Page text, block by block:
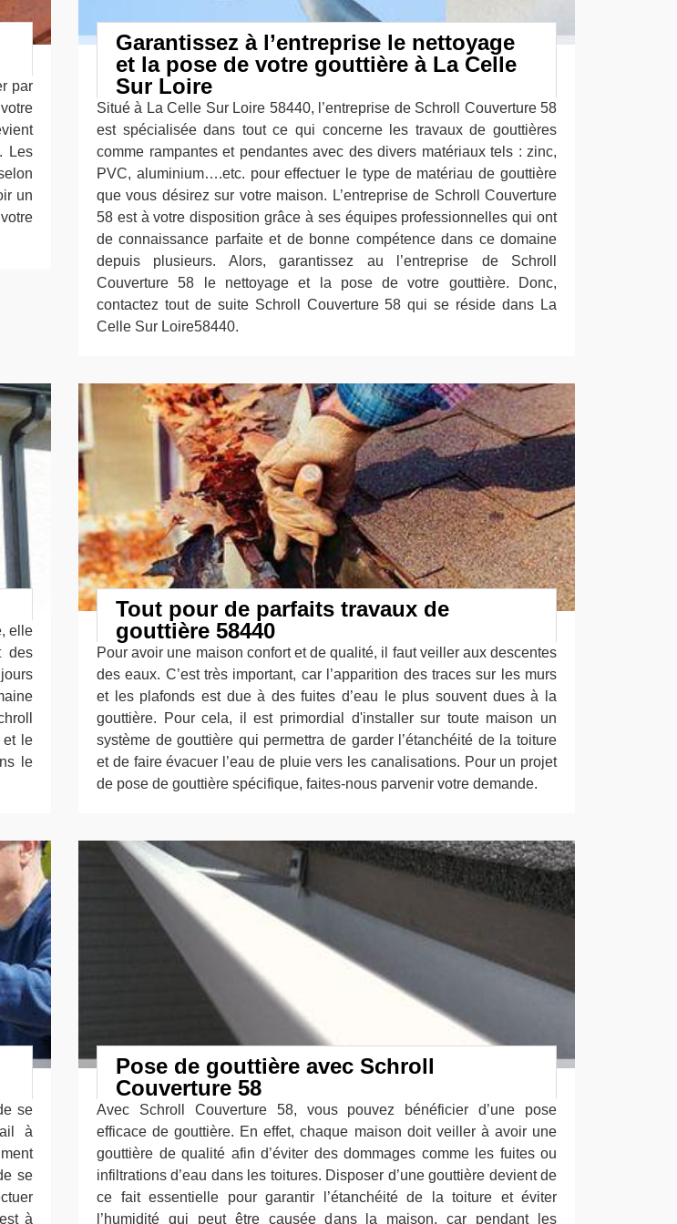
par
Les
un
Garantissez à l’entreprise le nettoyage
et la pose de votre gouttière à La Celle
Sur Loire
Situé à La Celle Sur Loire 58440, l’entreprise de Schroll Couverture 58
est spécialisée dans tout ce qui concerne les travaux de gouttières
comme rampantes et pendantes avec des divers matériaux tels : zinc,
PVC, aluminium….etc. pour effectuer le type de matériau de gouttière
que vous désirez sur votre maison. L’entreprise de Schroll Couverture
58 est à votre disposition grâce à ses équipes professionnelles qui ont
de connaissance parfaite et de bonne compétence dans ce domaine
depuis plusieurs. Alors, garantissez au l’entreprise de Schroll
Couverture 58 le nettoyage et la pose de votre gouttière. Donc,
contactez tout de suite Schroll Couverture 58 qui se réside dans La
Celle Sur Loire58440.
elle
des
et le
le
Tout pour de parfaits travaux de
gouttière 58440
Pour avoir une maison confort et de qualité, il faut veiller aux descentes
des eaux. C’est très important, car l’apparition des traces sur les murs
et les plafonds est due à des fuites d’eau le plus souvent dues à la
gouttière. Pour cela, il est primordial d'installer sur toute maison un
système de gouttière qui permettra de garder l’étanchéité de la toiture
et de faire évacuer l’eau de pluie vers les canalisations. Pour un projet
de pose de gouttière spécifique, faites-nous parvenir votre demande.
se
à
se
à
Pose de gouttière avec Schroll
Couverture 58
Avec Schroll Couverture 58, vous pouvez bénéficier d’une pose
efficace de gouttière. En effet, chaque maison doit veiller à avoir une
gouttière de qualité afin d’éviter des dommages comme les fuites ou
infiltrations d’eau dans les toitures. Disposer d’une gouttière devient de
ce fait essentielle pour garantir l’étanchéité de la toiture et éviter
l’humidité qui peut être causée dans la maison, car pendant les